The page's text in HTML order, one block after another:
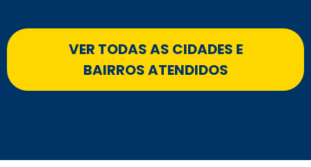
VER TODAS AS CIDADES E
BAIRROS ATENDIDOS